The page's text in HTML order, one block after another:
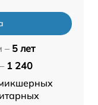
– 5 лет
1 240